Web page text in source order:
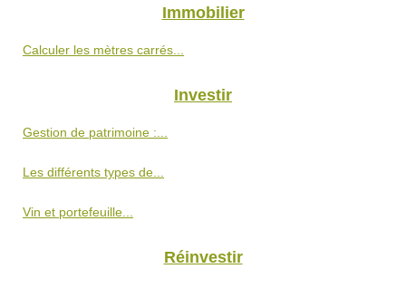
Immobilier
Calculer les mètres carrés...
Investir
Gestion de patrimoine :...
Les différents types de...
Vin et portefeuille...
Réinvestir